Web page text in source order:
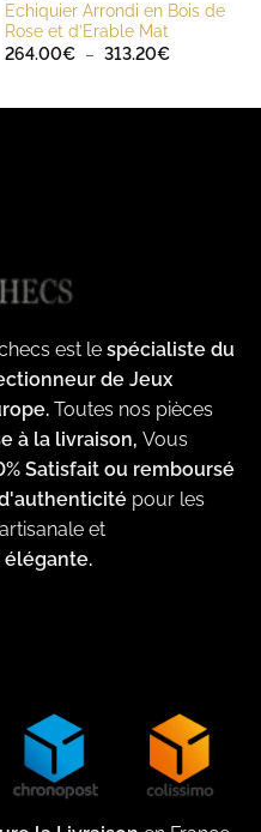
Echiquier Arrondi en Bois de
Rose et d’Erable Mat
264.00€ – 313.20€Plage
à
est le spécialiste du
de Jeux
Toutes nos pièces
à la livraison, Vous
Satisfait ou remboursé
pour les
et
élégante.